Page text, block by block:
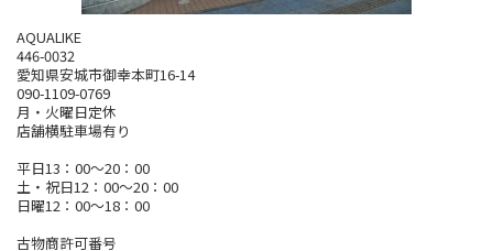
AQUALIKE
446-0032
愛知県安城市御幸本町16-14
090-1109-0769
月・火曜日定休
店舗横駐車場有り
平日13：00～20：00
土・祝日12：00～20：00
日曜12：00～18：00
古物商許可番号